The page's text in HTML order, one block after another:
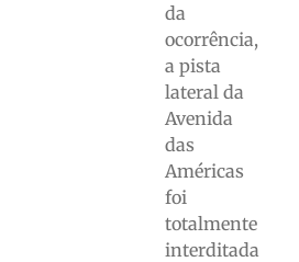
da
ocorrência,
a pista
lateral da
Avenida
das
Américas
foi
totalmente
interditada